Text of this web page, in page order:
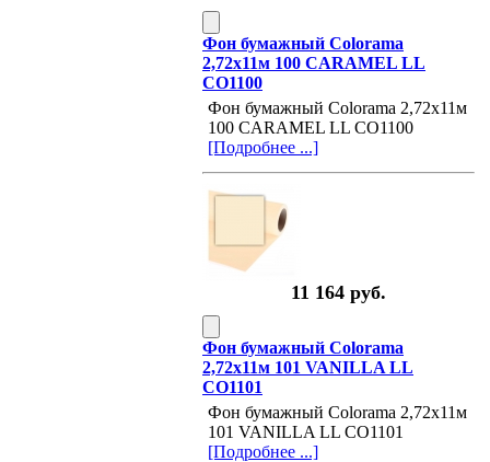
Фон бумажный Colorama
2,72х11м 100 CARAMEL LL
CO1100
Фон бумажный Colorama 2,72х11м
100 CARAMEL LL CO1100
[Подробнее ...]
11 164 руб.
Фон бумажный Colorama
2,72х11м 101 VANILLA LL
CO1101
Фон бумажный Colorama 2,72х11м
101 VANILLA LL CO1101
[Подробнее ...]